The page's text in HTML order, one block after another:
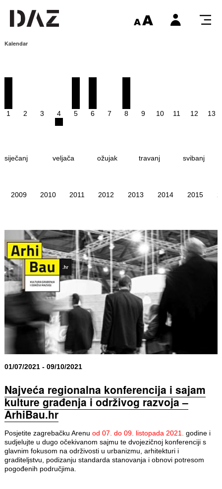
Kalendar
1 2 3 4 5 6 7 8 9 10 11 12 13
siječanj veljača ožujak travanj svibanj
2009 2010 2011 2012 2013 2014 2015
01/07/2021 - 09/10/2021
Najveća regionalna konferencija i sajam
kulture građenja i održivog razvoja –
ArhiBau.hr
Posjetite zagrebačku Arenu od 07. do 09. listopada 2021.
godine i
sudjelujte u dugo očekivanom sajmu te dvojezičnoj konferenciji s
glavnim fokusom na održivosti u urbanizmu, arhitekturi i
graditeljstvu, podizanju standarda stanovanja i obnovi potresom
pogođenih područjima.